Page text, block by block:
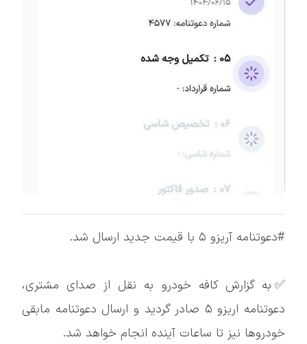
#دعوتنامه آریزو ۵ با قیمت جدید ارسال شد.
✅به گزارش کافه خودرو به نقل از صدای مشتری،
دعوتنامه اریزو ۵ صادر گردید و ارسال دعوتنامه مابقی
خودروها نیز تا ساعات آینده انجام خواهد شد.